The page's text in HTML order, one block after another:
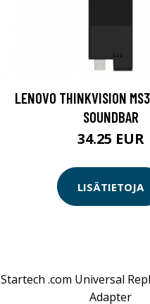
LENOVO THINKVISION
SOUNDBAR
34.25 EUR
LISÄTIETOJA